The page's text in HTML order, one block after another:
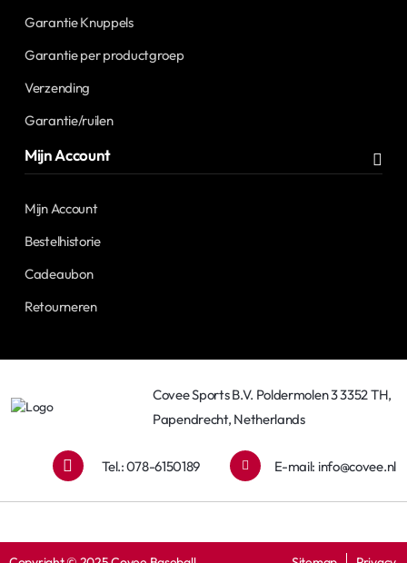
Garantie Knuppels
Garantie per productgroep
Verzending
Garantie/ruilen
Mijn Account
Mijn Account
Bestelhistorie
Cadeaubon
Retourneren
Covee Sports B.V. Poldermolen 3 3352 TH,
Papendrecht, Netherlands
Tel.: 078-6150189 E-mail: info@covee.nl